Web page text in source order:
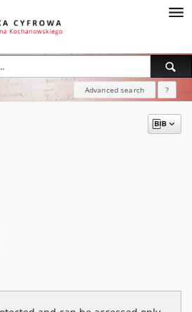
Advanced search ?